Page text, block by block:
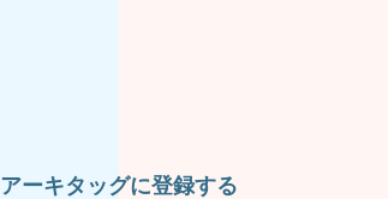
アーキタッグに登録する